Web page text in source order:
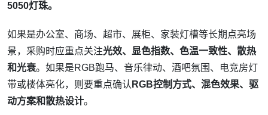
5050灯珠。
如果是办公室、商场、超市、展柜、家装灯槽等长期点亮场
景，采购时应重点关注光效、显色指数、色温一致性、散热
和光衰。如果是RGB跑马、音乐律动、酒吧氛围、电竞房灯
带或楼体亮化，则要重点确认 RGB控制方式、混色效果、驱
动方案和散热设计。